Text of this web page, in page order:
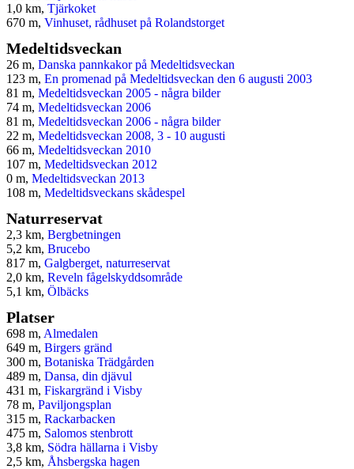
1,0 km, Tjärkoket
670 m, Vinhuset, rådhuset på Rolandstorget
Medeltidsveckan
26 m, Danska pannkakor på Medeltidsveckan
123 m, En promenad på Medeltidsveckan den 6 augusti 2003
81 m, Medeltidsveckan 2005 - några bilder
74 m, Medeltidsveckan 2006
81 m, Medeltidsveckan 2006 - några bilder
22 m, Medeltidsveckan 2008, 3 - 10 augusti
66 m, Medeltidsveckan 2010
107 m, Medeltidsveckan 2012
0 m, Medeltidsveckan 2013
108 m, Medeltidsveckans skådespel
Naturreservat
2,3 km, Bergbetningen
5,2 km, Brucebo
817 m, Galgberget, naturreservat
2,0 km, Reveln fågelskyddsområde
5,1 km, Ölbäcks
Platser
698 m, Almedalen
649 m, Birgers gränd
300 m, Botaniska Trädgården
489 m, Dansa, din djävul
431 m, Fiskargränd i Visby
78 m, Paviljongsplan
315 m, Rackarbacken
475 m, Salomos stenbrott
3,8 km, Södra hällarna i Visby
2,5 km, Åhsbergska hagen